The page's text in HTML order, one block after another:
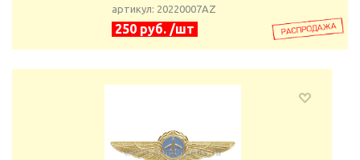
артикул: 20220007АZ
250 руб. /шт